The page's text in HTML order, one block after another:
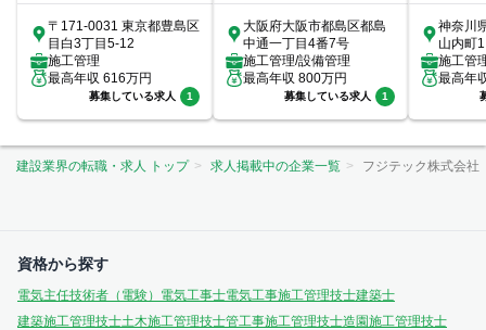
〒171-0031 東京都豊島区
目白3丁目5-12
施工管理
最高年収 616万円
募集している求人 1
大阪府大阪市都島区都島
中通一丁目4番7号
施工管理/設備管理
最高年収 800万円
募集している求人 1
神奈川
山内町
室
施工管
最高年
建設業界の転職・求人 トップ 求人掲載中の企業一覧 フジテック株式会社
資格から探す
電気主任技術者（電験） 電気工事士電気工事施工管理技士建築士
建築施工管理技士土木施工管理技士管工事施工管理技士造園施工管理技士